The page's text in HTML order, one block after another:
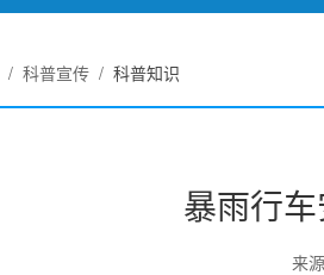
/ 科普宣传/ 科普知识
暴雨行
来